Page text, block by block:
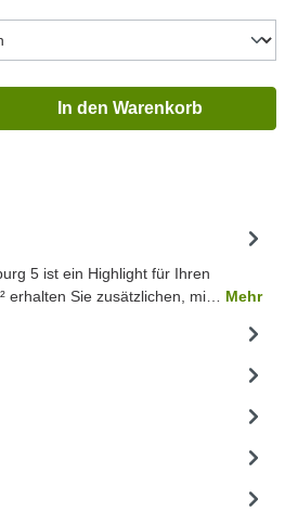
In den Warenkorb
5 ist ein Highlight für Ihren
erhalten Sie zusätzlichen, mi… Mehr